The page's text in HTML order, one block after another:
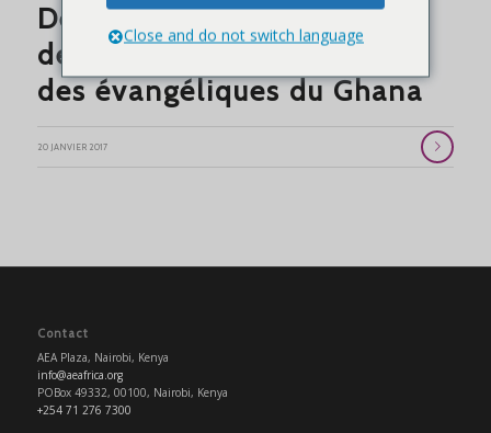
Décès du secrétaire général
de l'Association nationale
des évangéliques du Ghana
20 JANVIER 2017
Contact
AEA Plaza, Nairobi, Kenya
info@aeafrica.org
POBox 49332, 00100, Nairobi, Kenya
+254 71 276 7300
Close and do not switch language